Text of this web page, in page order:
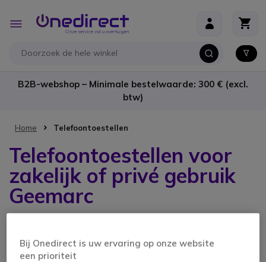
Toggle
Nav
B2B-webshop – Minimale bestelwaarde: 300 € (excl.
btw)
Home Telefoontoestellen
Telefoontoestellen voor
zakelijk of privé gebruik
Geemarc
3 producten
Bij Onedirect is uw ervaring op onze website
een prioriteit